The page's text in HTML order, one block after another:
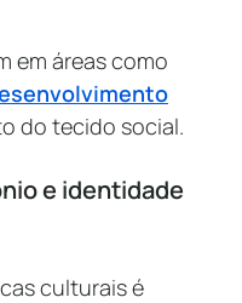
em áreas como
do tecido social.
e identidade
culturais é